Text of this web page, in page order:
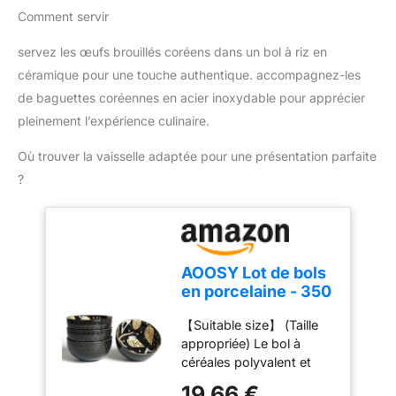
d'expérience et
secteur.
incontournable pour le
Chili con Carne, les
marinades épicées et les
currys. Sa texture fine
permet une diffusion
dans toutes vos
Récolté avec soin, notre
piment est garanti sans
colorants, sans
conservateurs et sans
OGM. Profitez du goût
Cayenne sans aucun
agent de remplissage.
𝗨𝗧𝗜𝗟𝗜𝗦𝗔𝗧𝗜𝗢𝗡
𝗣𝗢𝗟𝗬𝗩𝗔𝗟𝗘𝗡𝗧𝗘 – Idéal
Comment servir
servez les œufs brouillés coréens dans un bol à riz en
céramique pour une touche authentique. accompagnez-les
de baguettes coréennes en acier inoxydable pour apprécier
pleinement l’expérience culinaire.
Où trouver la vaisselle adaptée pour une présentation parfaite
?
AOOSY Lot de bols
en porcelaine - 350
et salade en
porcelaine et
céramique pour
salade, soupes,
【Suitable size】 (Taille
appropriée) Le bol à
céréales polyvalent et